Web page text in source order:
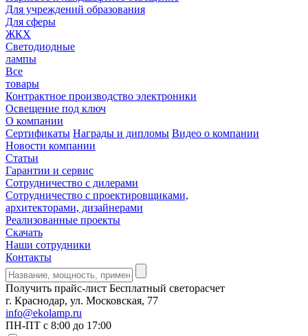
Для учреждений образования
Для сферы
ЖКХ
Светодиодные
лампы
Все
товары
Контрактное производство электроники
Освещение под ключ
О компании
Сертификаты Награды и дипломы Видео о компании
Новости компании
Статьи
Гарантии и сервис
Сотрудничество с дилерами
Сотрудничество с проектировщиками,
архитекторами, дизайнерами
Реализованные проекты
Скачать
Наши сотрудники
Контакты
Получить прайс-лист Бесплатный светорасчет
г. Краснодар, ул. Московская, 77
info@ekolamp.ru
ПН-ПТ с 8:00 до 17:00